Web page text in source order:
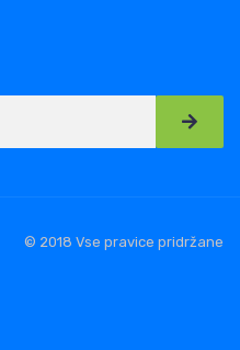
© 2018 Vse pravice pridržane